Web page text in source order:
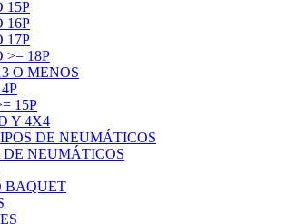
15P
16P
17P
>= 18P
O MENOS
15P
Y 4X4
DE NEUMÁTICOS
DE NEUMÁTICOS
BAQUET